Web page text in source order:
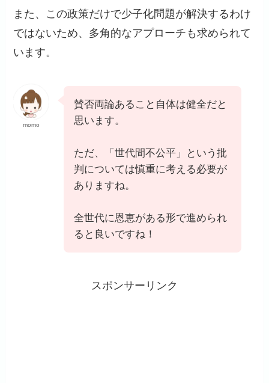
また、この政策だけで少子化問題が解決するわけ
ではないため、多角的なアプローチも求められて
います。
momo
賛否両論あること自体は健全だと
思います。
ただ、「世代間不公平」という批
判については慎重に考える必要が
ありますね。
全世代に恩恵がある形で進められ
ると良いですね！
スポンサーリンク